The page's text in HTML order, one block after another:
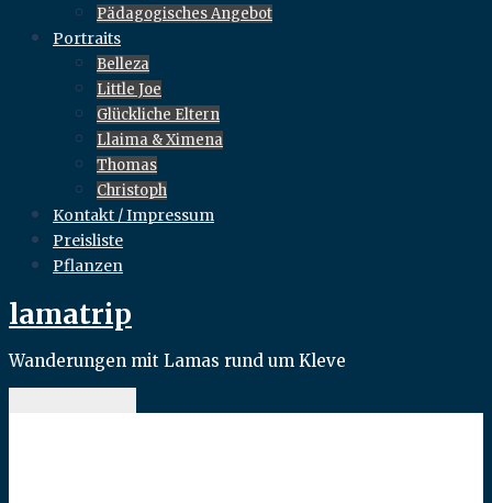
Pädagogisches Angebot
Portraits
Belleza
Little Joe
Glückliche Eltern
Llaima & Ximena
Thomas
Christoph
Kontakt / Impressum
Preisliste
Pflanzen
lamatrip
Wanderungen mit Lamas rund um Kleve